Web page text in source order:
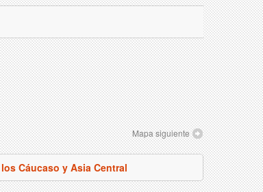
Mapa siguiente
Cáucaso y Asia Central